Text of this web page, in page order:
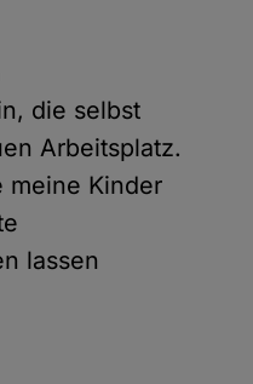
die selbst
Arbeitsplatz.
meine Kinder
lassen